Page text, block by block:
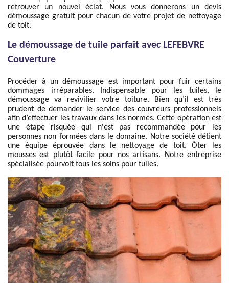
retrouver un nouvel éclat. Nous vous donnerons un devis
démoussage gratuit pour chacun de votre projet de nettoyage
de toit.
Le démoussage de tuile parfait avec LEFEBVRE
Couverture
Procéder à un démoussage est important pour fuir certains
dommages irréparables. Indispensable pour les tuiles, le
démoussage va revivifier votre toiture. Bien qu’il est très
prudent de demander le service des couvreurs professionnels
afin d’effectuer les travaux dans les normes. Cette opération est
une étape risquée qui n'est pas recommandée pour les
personnes non formées dans le domaine. Notre société détient
une équipe éprouvée dans le nettoyage de toit. Ôter les
mousses est plutôt facile pour nos artisans. Notre entreprise
spécialisée pourvoit tous les soins pour tuiles.